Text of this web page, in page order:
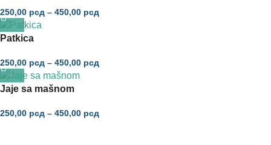
250,00 рсд – 450,00 рсд
Patkica
250,00 рсд – 450,00 рсд
Jaje sa mašnom
250,00 рсд – 450,00 рсд